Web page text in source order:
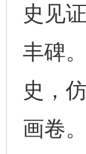
史见
丰碑
史，
画卷